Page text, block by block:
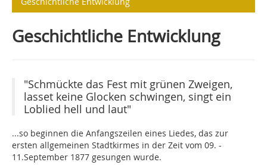
Geschichtliche Entwicklung
"Schmückte das Fest mit grünen Zweigen,
lasset keine Glocken schwingen, singt ein
Loblied hell und laut"
...so beginnen die Anfangszeilen eines Liedes, das zur
ersten allgemeinen Stadtkirmes in der Zeit vom 09. -
11.September 1877 gesungen wurde.